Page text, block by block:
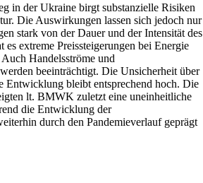
in der Ukraine birgt substanzielle Risiken
Die Auswirkungen lassen sich jedoch nur
stark von der Dauer und der Intensität des
extreme Preissteigerungen bei Energie
Handelsströme und
beeinträchtigt. Die Unsicherheit über
Entwicklung bleibt entsprechend hoch. Die
lt. BMWK zuletzt eine uneinheitliche
die Entwicklung der
durch den Pandemieverlauf geprägt